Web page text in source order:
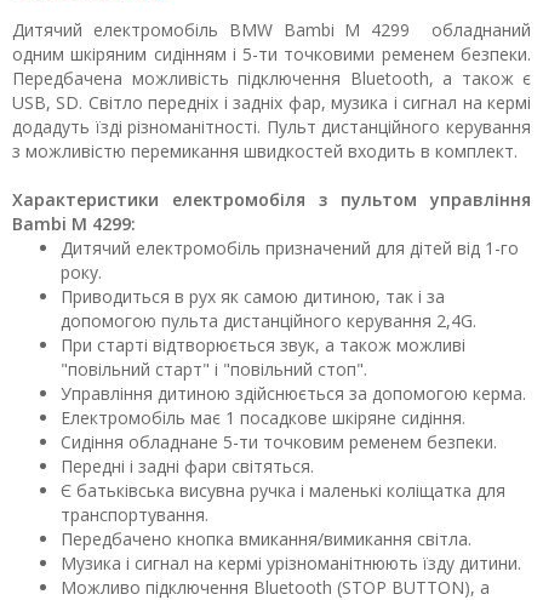
Дитячий електромобіль BMW Bambi M 4299 обладнаний
одним шкіряним сидінням і 5-ти точковими ременем безпеки.
Передбачена можливість підключення Bluetooth, а також є
USB, SD. Світло передніх і задніх фар, музика і сигнал на кермі
додадуть їзді різноманітності. Пульт дистанційного керування
з можливістю перемикання швидкостей входить в комплект.
Характеристики електромобіля з пультом управління
Bambi M 4299:
Дитячий електромобіль призначений для дітей від 1-го
року.
Приводиться в рух як самою дитиною, так і за
допомогою пульта дистанційного керування 2,4G.
При старті відтворюється звук, а також можливі
"повільний старт" і "повільний стоп".
Управління дитиною здійснюється за допомогою керма.
Електромобіль має 1 посадкове шкіряне сидіння.
Сидіння обладнане 5-ти точковим ременем безпеки.
Передні і задні фари світяться.
Є батьківська висувна ручка і маленькі коліщатка для
транспортування.
Передбачено кнопка вмикання/вимикання світла.
Музика і сигнал на кермі урізноманітнюють їзду дитини.
Можливо підключення Bluetooth (STOP BUTTON), а